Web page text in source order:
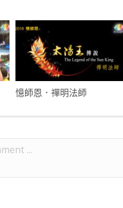
憶師恩．禪明法師